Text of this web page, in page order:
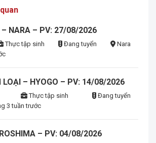
– NARA – PV: 27/08/2026
Thực tập sinh Đang tuyển
Nara
LOẠI – HYOGO – PV: 14/08/2026
Thực tập sinh
Đang tuyển
3 tuần trước
– PV: 04/08/2026